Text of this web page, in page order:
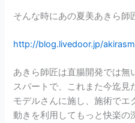
そんな時にあの夏美あきら師
http://blog.livedoor.jp/
あきら師匠は直腸開発では無
スパートで、これまた今迄見
モデルさんに施し、施術でエ
動きを利用してもっと快楽の